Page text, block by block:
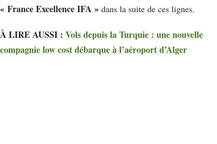
« France Excellence IFA » dans la suite de ces lignes.
À LIRE AUSSI : Vols depuis la Turquie : une nouvelle
compagnie low cost débarque à l’aéroport d’Alger